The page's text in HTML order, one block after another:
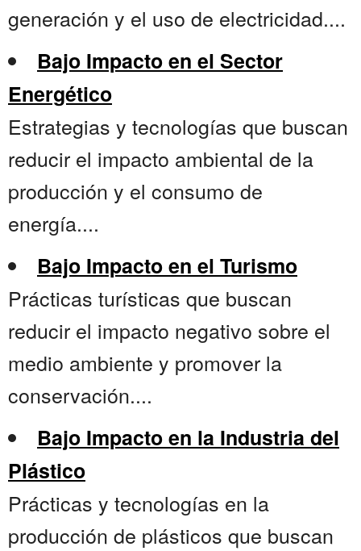
generación y el uso de electricidad....
Bajo Impacto en el Sector
Energético
Estrategias y tecnologías que buscan
reducir el impacto ambiental de la
producción y el consumo de
energía....
Bajo Impacto en el Turismo
Prácticas turísticas que buscan
reducir el impacto negativo sobre el
medio ambiente y promover la
conservación....
Bajo Impacto en la Industria del
Plástico
Prácticas y tecnologías en la
producción de plásticos que buscan